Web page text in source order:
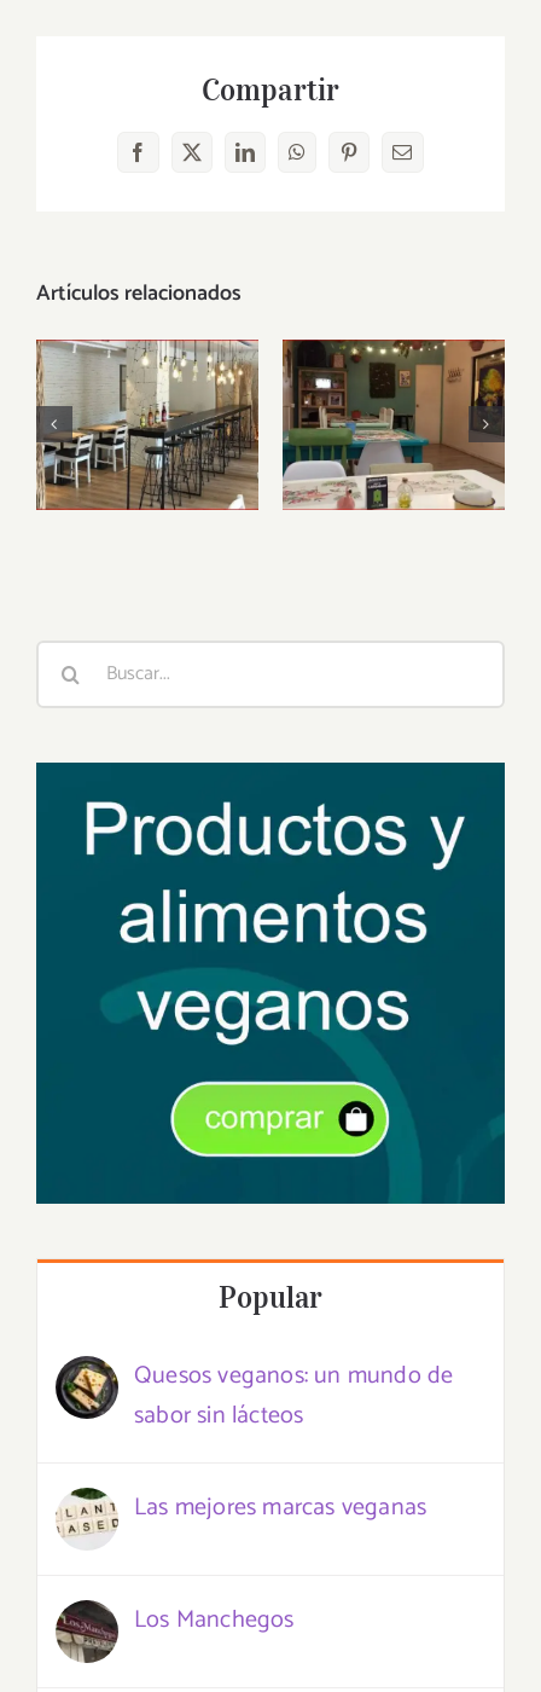
Compartir
Facebook
X LinkedInWhatsAppPinterestCorreo
Artículos relacionados
Restaurante
vegano Alive,
Barcelona
Lazy Vegan
Buscar:
Popular
Quesos veganos: un mundo de
sabor sin lácteos
Las mejores marcas veganas
Los Manchegos